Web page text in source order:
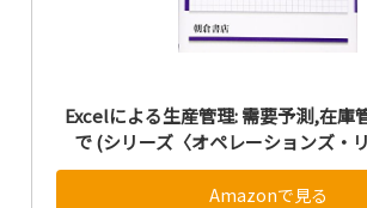
Excelによる生産管理: 需要予測,在庫
で (シリーズ〈オペレーションズ・
Amazonで見る